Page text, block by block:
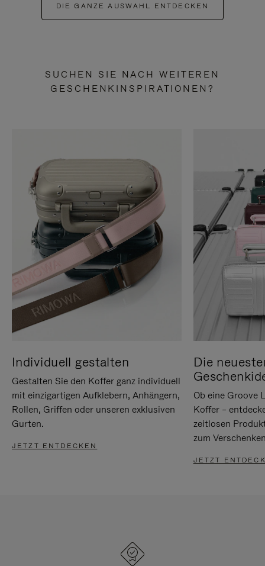
DIE GANZE AUSWAHL ENTDECKEN
SUCHEN SIE NACH WEITEREN
GESCHENKINSPIRATIONEN?
Individuell gestalten
Gestalten Sie den Koffer ganz individuell
mit einzigartigen Aufklebern, Anhängern,
Rollen, Griffen oder unseren exklusiven
Gurten.
JETZT ENTDECKEN
Die
Ob eine Groove
Koffer –
zeitlosen
zum
JETZT